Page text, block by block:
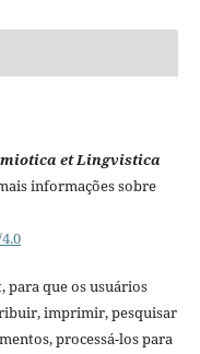
et Lingvistica
informações sobre
que os usuários
imprimir, pesquisar
processá-los para